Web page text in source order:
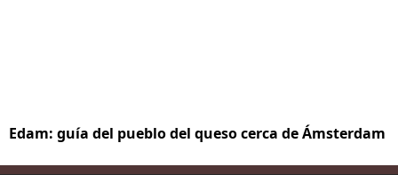
Edam: guía del pueblo del queso cerca de Ámsterdam